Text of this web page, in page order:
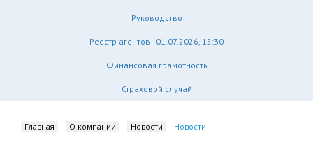
Руководство
Реестр агентов - 01.07.2026, 15:30
Финансовая грамотность
Страховой случай
Главная О компании Новости Новости